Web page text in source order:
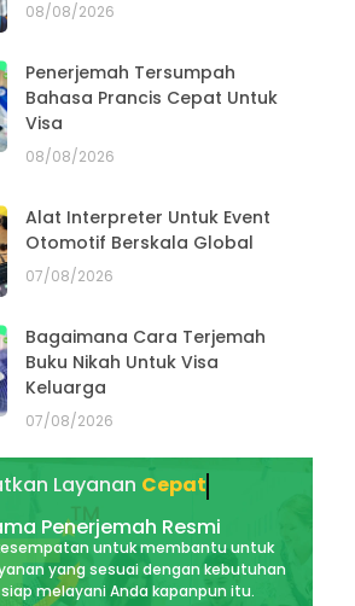
08/08/2026
Penerjemah Tersumpah
Bahasa Prancis Cepat Untuk
Visa
08/08/2026
Alat Interpreter Untuk Event
Otomotif Berskala Global
07/08/2026
Bagaimana Cara Terjemah
Buku Nikah Untuk Visa
Keluarga
07/08/2026
LayananAkurat
Penerjemah Resmi
untuk membantu untuk
yang sesuai dengan kebutuhan
melayani Anda kapanpun itu.